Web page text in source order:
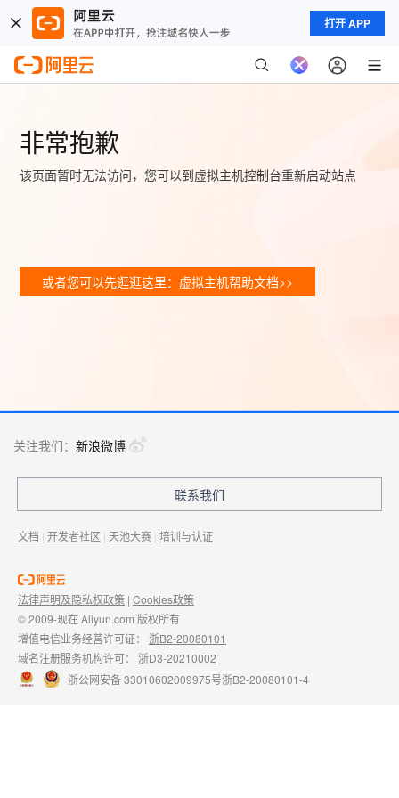
打开 APP
非常抱歉
该页面暂时无法访问，您可以到虚拟主机控制台重新启动站点
或者您可以先逛逛这里：虚拟主机帮助文档>>